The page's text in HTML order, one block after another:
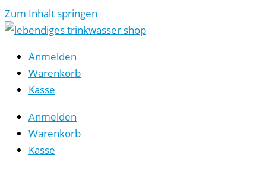
Zum Inhalt springen
Anmelden
Warenkorb
Kasse
Anmelden
Warenkorb
Kasse